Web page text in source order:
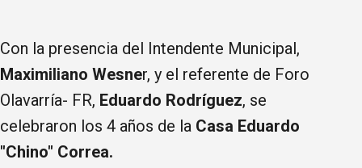
Con la presencia del Intendente Municipal,
Maximiliano Wesner, y el referente de Foro
Olavarría- FR, Eduardo Rodríguez, se
celebraron los 4 años de la Casa Eduardo
"Chino" Correa.